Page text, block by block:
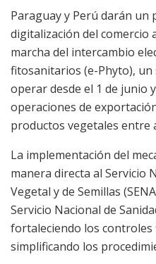
Paraguay y Perú darán un
digitalización del comercio
marcha del intercambio
fitosanitarios (e-Phyto), un
operar desde el 1 de junio
operaciones de
productos vegetales entre
La implementación del
manera directa al Servicio
Vegetal y de Semillas
Servicio Nacional de
fortaleciendo los
simplificando los